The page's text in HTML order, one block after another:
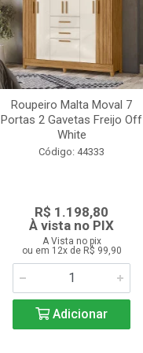
Roupeiro Malta Moval 7
Portas 2 Gavetas Freijo Off
White
Código: 44333
R$ 1.198,80
À vista no PIX
A Vista no pix
ou em 12x de R$ 99,90
Adicionar